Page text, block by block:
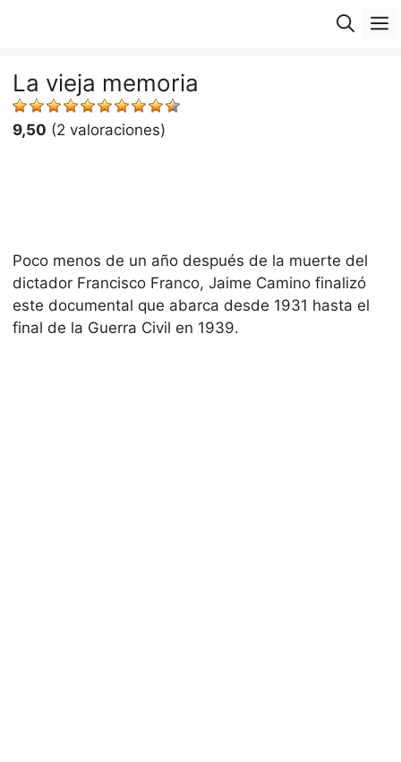
La vieja memoria
9,50 (2 valoraciones)
Poco menos de un año después de la muerte del
dictador Francisco Franco, Jaime Camino finalizó
este documental que abarca desde 1931 hasta el
final de la Guerra Civil en 1939.